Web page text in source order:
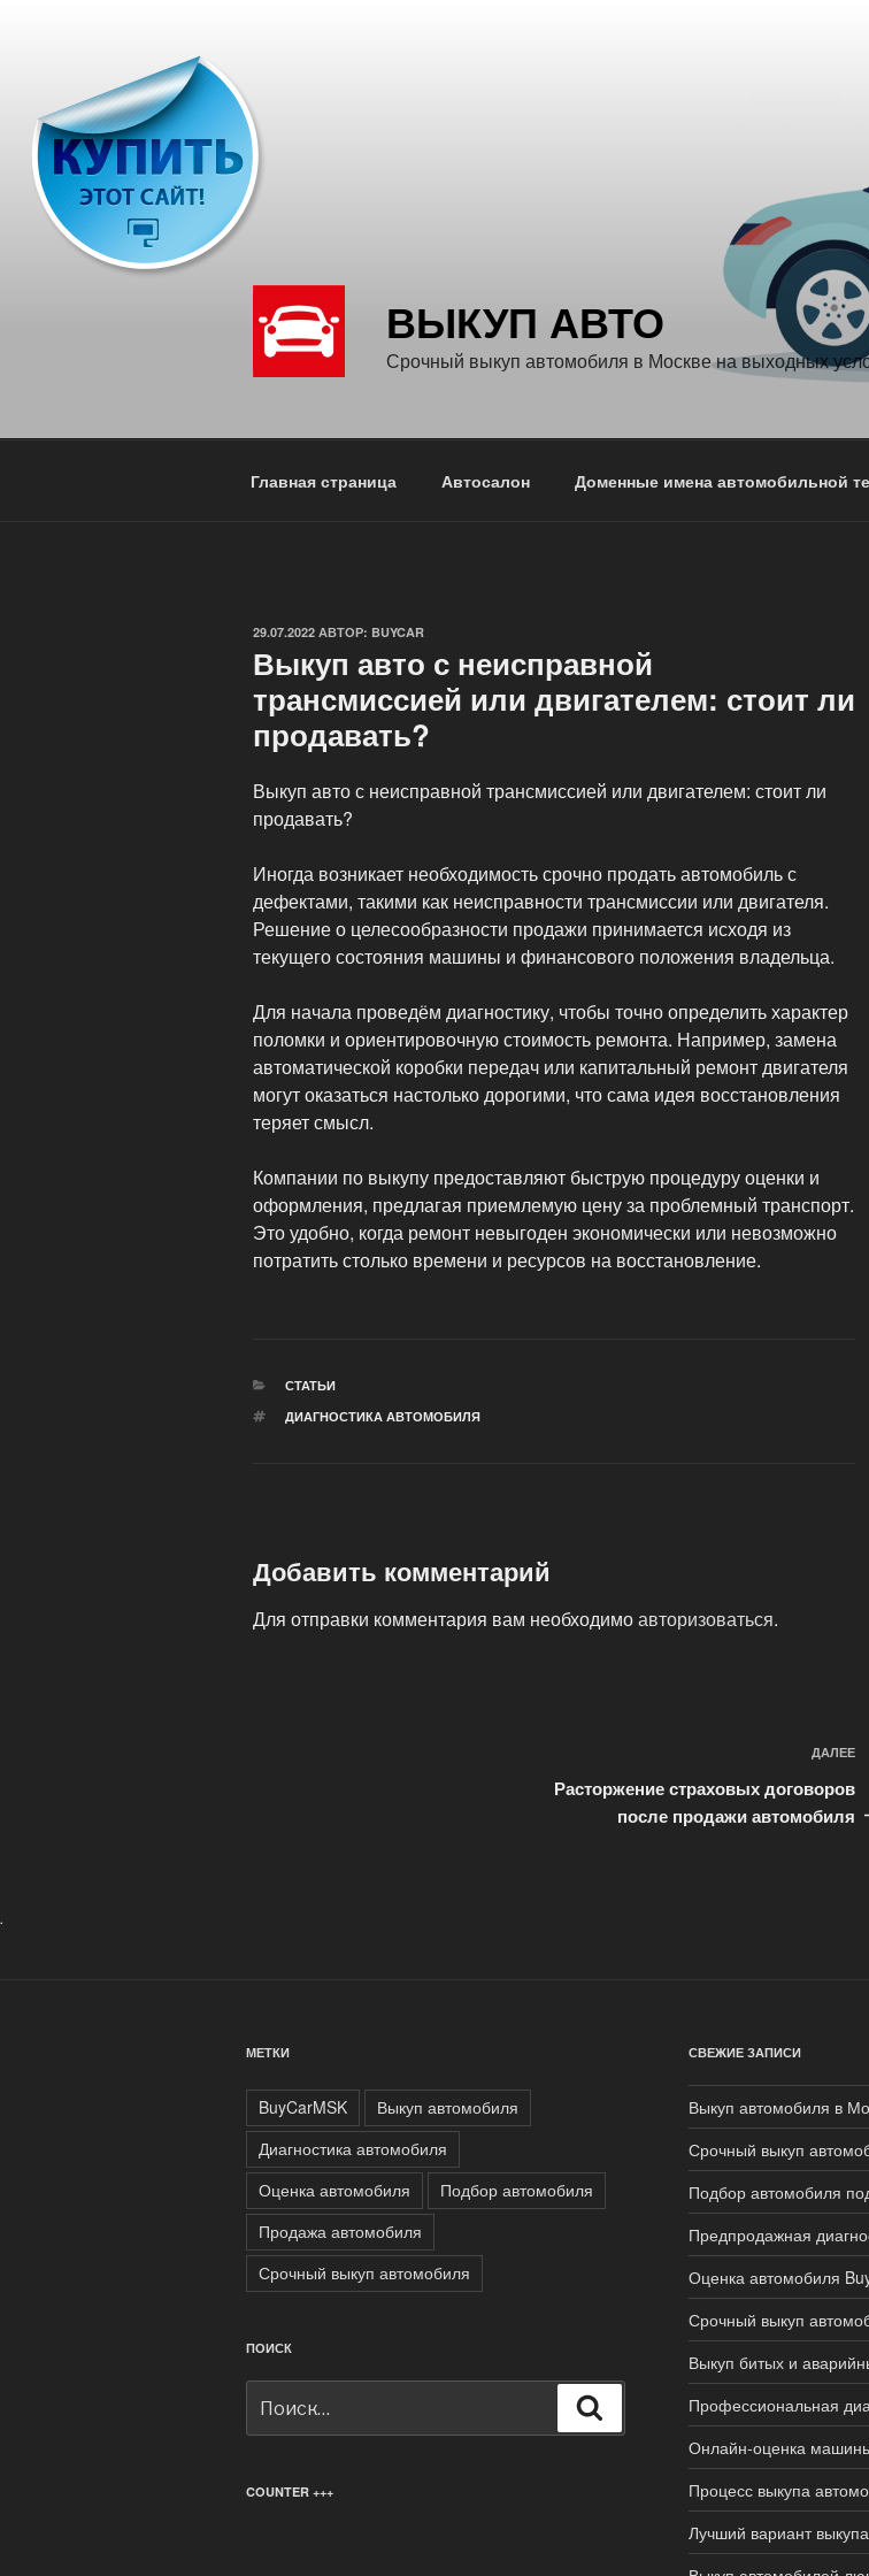
ВЫКУП АВТО
Срочный выкуп автомобиля в Москве на выходных
Главная страница Автосалон Доменные имена автомобильной
ОПУБЛИКОВАНО
29.07.2022 АВТОР: BUYCAR
Выкуп авто с неисправной
трансмиссией или двигателем: стоит ли
продавать?
Выкуп авто с неисправной трансмиссией или двигателем: стоит ли
продавать?
Иногда возникает необходимость срочно продать автомобиль с
дефектами, такими как неисправности трансмиссии или двигателя.
Решение о целесообразности продажи принимается исходя из
текущего состояния машины и финансового положения владельца.
Для начала проведём диагностику, чтобы точно определить характер
поломки и ориентировочную стоимость ремонта. Например, замена
автоматической коробки передач или капитальный ремонт двигателя
могут оказаться настолько дорогими, что сама идея восстановления
теряет смысл.
Компании по выкупу предоставляют быструю процедуру оценки и
оформления, предлагая приемлемую цену за проблемный транспорт.
Это удобно, когда ремонт невыгоден экономически или невозможно
потратить столько времени и ресурсов на восстановление.
РУБРИКИ
СТАТЬИ
МЕТКИ
ДИАГНОСТИКА АВТОМОБИЛЯ
Добавить комментарий
Для отправки комментария вам необходимоавторизоваться.
ДАЛЕЕ
Расторжение страховых договоров
после продажи автомобиля
.
МЕТКИ
BuyCarMSK
Выкуп автомобиля
Диагностика автомобиля
Оценка автомобиля
Подбор автомобиля
Продажа автомобиля
Срочный выкуп автомобиля
ПОИСК
COUNTER +++
СВЕЖИЕ ЗАПИСИ
Выкуп автомобиля в
Срочный выкуп
Подбор автомобиля
Предпродажная
Оценка автомобиля
Срочный выкуп
Выкуп битых и
Профессиональная
Онлайн-оценка
Процесс выкупа
Лучший вариант